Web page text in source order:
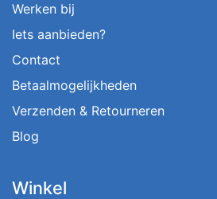
Werken bij
Iets aanbieden?
Contact
Betaalmogelijkheden
Verzenden & Retourneren
Blog
Winkel